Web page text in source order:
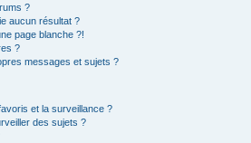
?
aucun résultat ?
page blanche ?!
?
messages et sujets ?
et la surveillance ?
des sujets ?